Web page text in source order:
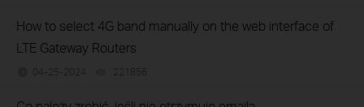
How to select 4G band manually on the web interface of
LTE Gateway Routers
04-25-2024 221856